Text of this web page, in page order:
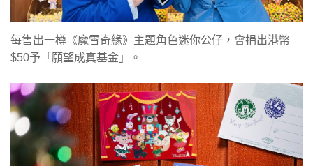
每售出一樽《魔雪奇緣》主題角色迷你公仔，會捐出港幣
$50予「願望成真基金」。